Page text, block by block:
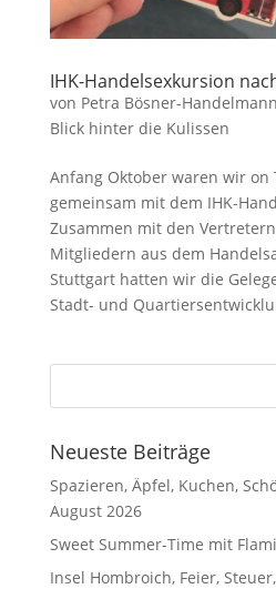
IHK-Handelsexkursion
von Petra Bösner-Handelmann
Blick hinter die Kulissen
Anfang Oktober waren wir on
gemeinsam mit dem IHK-
Zusammen mit den
Mitgliedern aus dem
Stuttgart hatten wir die
Stadt- und
Neueste Beiträge
Spazieren, Äpfel, Kuchen,
August 2026
Sweet Summer-Time mit
Insel Hombroich, Feier,